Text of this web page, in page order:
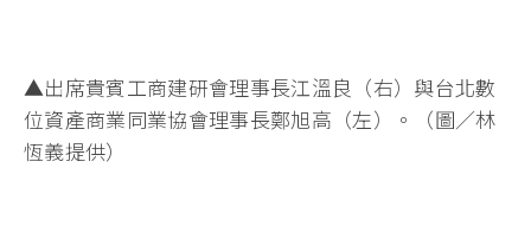
▲出席貴賓工商建研會理事長江溫良（右）與台北數
位資產商業同業協會理事長鄭旭高（左）。（圖／林
恆義提供）